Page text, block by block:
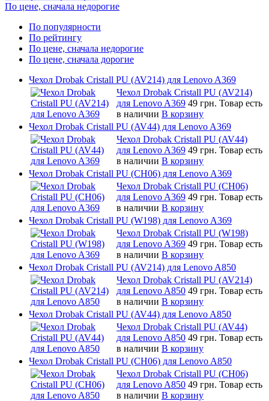
По цене, сначала недорогие
По популярности
По рейтингу
По цене, сначала недорогие
По цене, сначала дорогие
Чехол Drobak Cristall PU (AV214) для Lenovo A369
Чехол Drobak Cristall PU (AV214)
для Lenovo A369 49 грн. Товар есть
в наличии В корзину
Чехол Drobak Cristall PU (AV44) для Lenovo A369
Чехол Drobak Cristall PU (AV44)
для Lenovo A369 49 грн. Товар есть
в наличии В корзину
Чехол Drobak Cristall PU (CH06) для Lenovo A369
Чехол Drobak Cristall PU (CH06)
для Lenovo A369 49 грн. Товар есть
в наличии В корзину
Чехол Drobak Cristall PU (W198) для Lenovo A369
Чехол Drobak Cristall PU (W198)
для Lenovo A369 49 грн. Товар есть
в наличии В корзину
Чехол Drobak Cristall PU (AV214) для Lenovo A850
Чехол Drobak Cristall PU (AV214)
для Lenovo A850 49 грн. Товар есть
в наличии В корзину
Чехол Drobak Cristall PU (AV44) для Lenovo A850
Чехол Drobak Cristall PU (AV44)
для Lenovo A850 49 грн. Товар есть
в наличии В корзину
Чехол Drobak Cristall PU (CH06) для Lenovo A850
Чехол Drobak Cristall PU (CH06)
для Lenovo A850 49 грн. Товар есть
в наличии В корзину